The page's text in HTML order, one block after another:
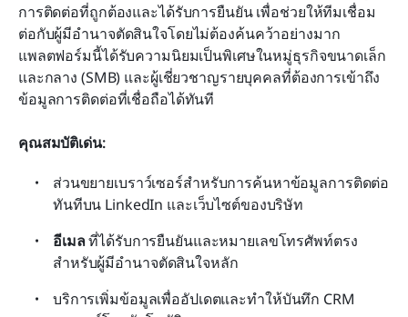
การติดต่อที่ถูกต้องและได้รับการยืนยัน เพื่อช่วยให้ทีมเชื่อม
ต่อกับผู้มีอำนาจตัดสินใจโดยไม่ต้องค้นคว้าอย่างมาก
แพลตฟอร์มนี้ได้รับความนิยมเป็นพิเศษในหมู่ธุรกิจขนาดเล็ก
และกลาง (SMB) และผู้เชี่ยวชาญรายบุคคลที่ต้องการเข้าถึง
ข้อมูลการติดต่อที่เชื่อถือได้ทันที
คุณสมบัติเด่น:
ส่วนขยายเบราว์เซอร์สำหรับการค้นหาข้อมูลการติดต่อ
ทันทีบน LinkedIn และเว็บไซต์ของบริษัท
อีเมล ที่ได้รับการยืนยันและหมายเลขโทรศัพท์ตรง
สำหรับผู้มีอำนาจตัดสินใจหลัก
บริการเพิ่มข้อมูลเพื่ออัปเดตและทำให้บันทึก CRM